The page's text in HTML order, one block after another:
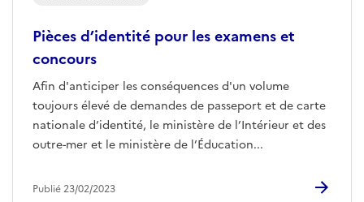
Pièces d’identité pour les examens et
concours
Afin d'anticiper les conséquences d'un volume
toujours élevé de demandes de passeport et de carte
nationale d’identité, le ministère de l’Intérieur et des
outre-mer et le ministère de l’Éducation...
Publié 23/02/2023